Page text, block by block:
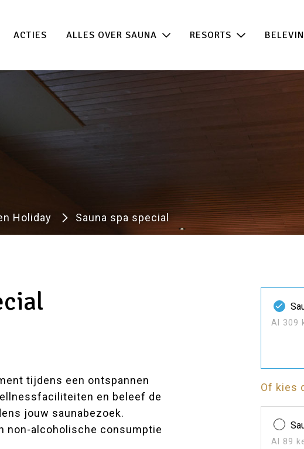
ACTIES ALLES OVER SAUNA RESORTS
Holiday Sauna spa special
tijdens een ontspannen
en beleef de
jouw saunabezoek.
non-alcoholische consumptie
Al 309
Of kies
Al 89